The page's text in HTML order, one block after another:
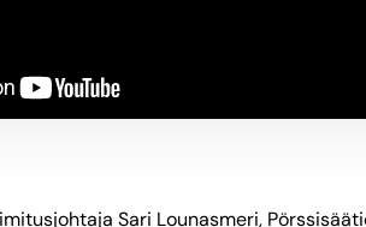
Sari Lounasmeri,